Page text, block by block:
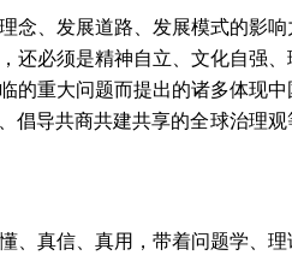
念、发展道路、发展模式的影
还必须是精神自立、文化自强
的重大问题而提出的诸多体现
倡导共商共建共享的全球治理
、真信、真用，带着问题学、